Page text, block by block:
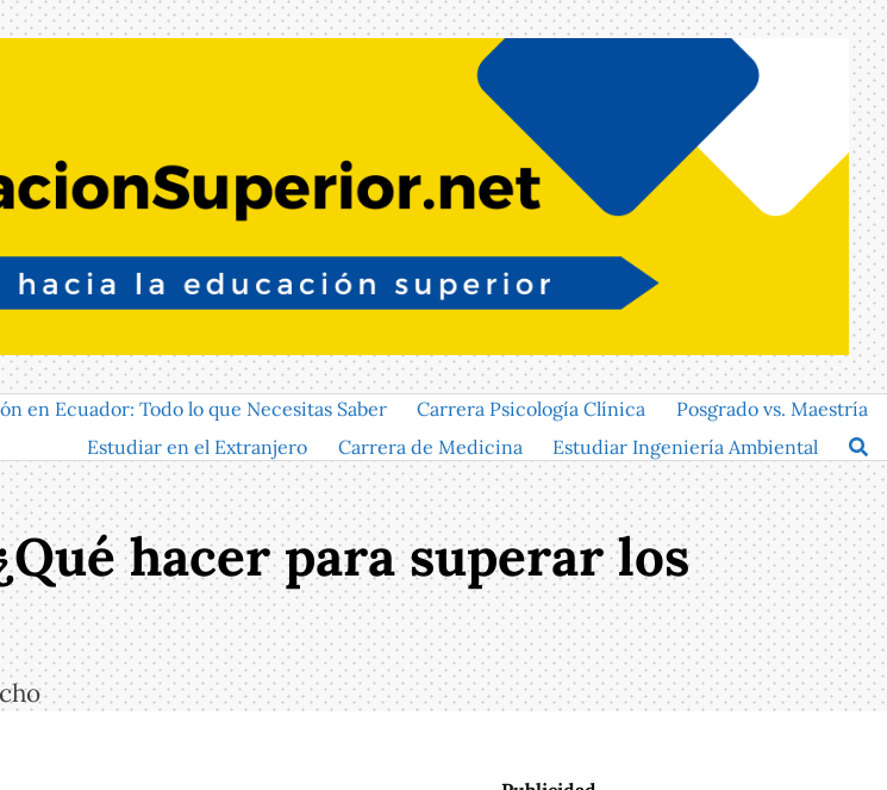
en Ecuador: Todo lo que Necesitas Saber Carrera Psicología Clínica
Posgrado vs. Maestría
Estudiar en el Extranjero
Carrera de Medicina Estudiar Ingeniería Ambiental
hacer para superar los